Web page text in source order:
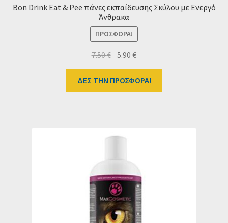
Bon Drink Eat & Pee πάνες εκπαίδευσης Σκύλου με Ενεργό
Άνθρακα
ΠΡΟΣΦΟΡΆ!
7.50€ Original
was:
7.50 €.
5.90€Η
τιμή
είναι:
ΔΕΣ ΤΗΝ ΠΡΟΣΦΟΡΑ!